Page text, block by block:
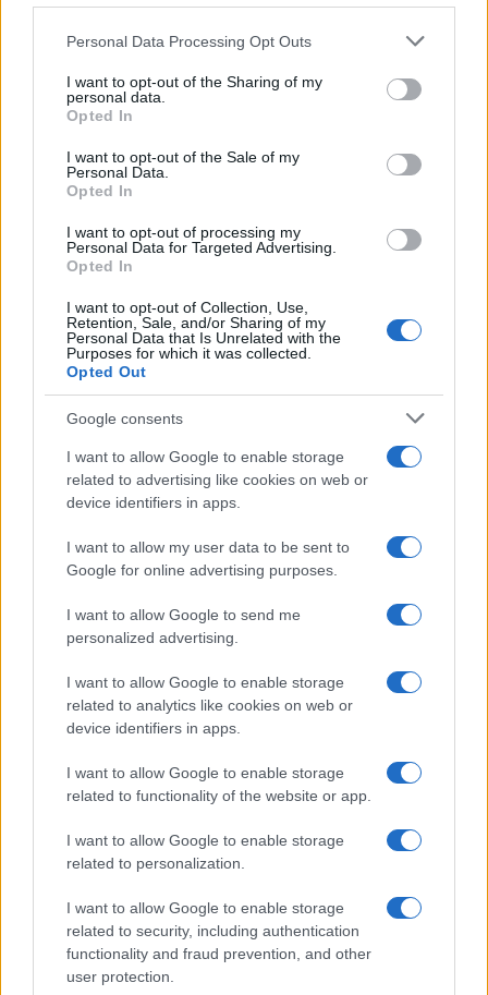
Please note that this website/app uses one or more Google
not limited to your visit or usage behaviour. You may click to
grant or deny consent to Google and its third-party tags to
use your data for below specified purposes in below Google
consent section.
Personal Data Processing Opt Outs
I want to opt-out of the Sharing of my
personal data.
Opted In
I want to opt-out of the Sale of my
Personal Data.
Opted In
I want to opt-out of processing my
Personal Data for Targeted Advertising.
Opted In
I want to opt-out of Collection, Use,
Retention, Sale, and/or Sharing of my
Personal Data that Is Unrelated with the
Purposes for which it was collected.
Opted Out
Google consents
I want to allow Google to enable storage
related to advertising like cookies on web or
device identifiers in apps.
I want to allow my user data to be sent to
Google for online advertising purposes.
I want to allow Google to send me
personalized advertising.
I want to allow Google to enable storage
related to analytics like cookies on web or
device identifiers in apps.
I want to allow Google to enable storage
related to functionality of the website or app.
I want to allow Google to enable storage
related to personalization.
I want to allow Google to enable storage
related to security, including authentication
functionality and fraud prevention, and other
user protection.
Ingatlanfejlesztő és Üzemeltető Nonprofit Korlátolt
Felelősségű Társaság (Budavári NKft.) nem tudják megoldani
a változó létszámigények miatt elsősorban idénymunkát
vállaló munkavállalók közalkalmazotti alkalmazását vagy
lesz feladata az infrastrukturális nagyberuházások
megelőző feltárásának koordinálása, illetve elvégzése; a
Budavári NKft. az előzetes régészeti dokumentáció (ERD)
elkészítésére szakosodott központi lelőhely-diagnosztikai
akkreditáció intézményrendszerét sem.
A védetté nyilvánított kulturális javak eltűnésekor a kulturális
javak hatósága jogosult a körözés elrendelésére,
ezentúl teljesebb körben lenne lehetőség, ezáltal lehetővé
válna, hogy a kulturális örökség eltűnt elemei közül tágabb
kör, például a közgyűjteményi leltári darabok esetén is
igénybe vehető legyen a körözés. Mint a módosító
engedélyezése túlnyomórészt a hazai múzeumok külföldi
kölcsönzési forgalmát fedi le. Muzeális intézmények esetén
a külföldi kölcsönadás a gyakorlatban kettős engedélyezés
alá esik. Mivel a külföldi kölcsönzési hozzájárulás és a kiviteli
a kettős engedélyezés fenntartása a beterjesztő szerint
csak a legszükségesebb mértékben indokolt. Az Európai
Unió (EU) közösségi szabályozásban a tagállamok részére
biztosított általános nyílt kiviteli engedélyezés
bevezetésével lehetővé válik, hogy azon állami muzeális
intézmények, melyek szakmai, szervezeti és pénzügyi
erőforrásai tartósan biztosítottak, megkapják az öt évre
adható, többször is felhasználható ?keretengedélyt?. Ezzel